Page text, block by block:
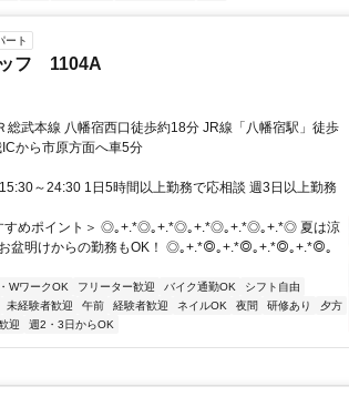
ート
フ 1104A
総武本線 八幡宿西口徒歩約18分 JR線「八幡宿駅」徒歩
から市原方面へ車5分
～24:30 1日5時間以上勤務で応相談 週3日以上勤務
すめポイント＞ ◎｡+.*◎｡+.*◎｡+.*◎｡+.*◎｡+.*◎ 夏は涼
お盆明けからの勤務もOK！ ◎｡+.*◎｡+.*◎｡+.*◎｡+.*◎｡
WワークOK フリーター歓迎 バイク通勤OK
シフト自由
未経験者歓迎 午前 経験者歓迎 ネイルOK 夜間 研修あり
夕方
迎 週2・3日からOK